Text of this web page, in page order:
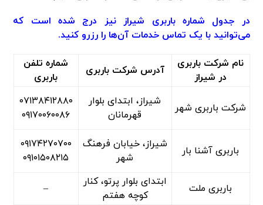
در جدول شماره باربری شیراز نیز درج شده است که
می‌توانید با یک تماس خدمات آن‌ها را رزرو کنید.
نام شرکت باربری
در شیراز
آدرس شرکت باربری
شماره تلفن
باربری
شرکت باربری شهر
شیراز، ابتدای بلوار
قهرمانان
۰۷۱۳۸۴۱۲۸۸۰
۰۹۱۷۰۰۶۰۰۸۶
باربری آشنا بار
شیراز، خیابان فرهنگ
شهر
۰۹۱۷۴۲۷۰۷۰۰
۰۹۱۰۱۵۰۸۲۱۵
باربری ملت
ابتدای بلوار پرتو، کنار
کوچه هفتم
–